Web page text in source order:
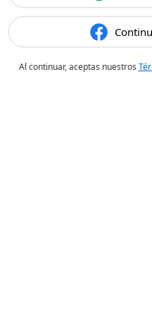
Al continuar, aceptas nuestros